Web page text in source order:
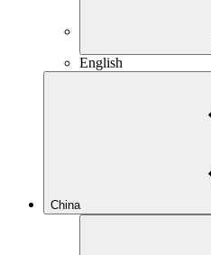
English
China